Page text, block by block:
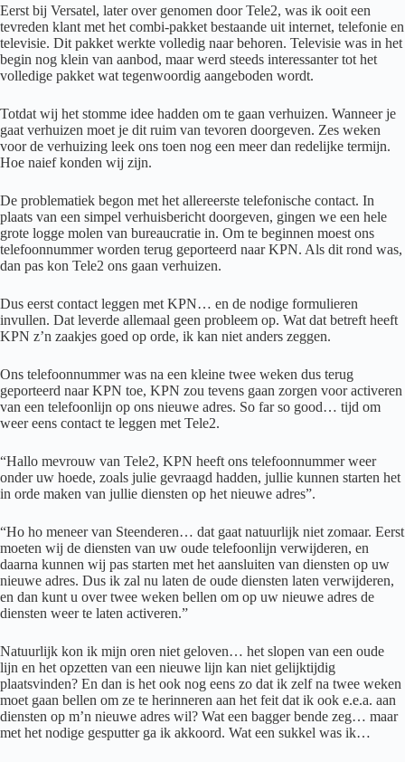
Eerst bij Versatel, later over genomen door Tele2, was ik ooit een
tevreden klant met het combi-pakket bestaande uit internet, telefonie en
televisie. Dit pakket werkte volledig naar behoren. Televisie was in het
begin nog klein van aanbod, maar werd steeds interessanter tot het
volledige pakket wat tegenwoordig aangeboden wordt.
Totdat wij het stomme idee hadden om te gaan verhuizen. Wanneer je
gaat verhuizen moet je dit ruim van tevoren doorgeven. Zes weken
voor de verhuizing leek ons toen nog een meer dan redelijke termijn.
Hoe naief konden wij zijn.
De problematiek begon met het allereerste telefonische contact. In
plaats van een simpel verhuisbericht doorgeven, gingen we een hele
grote logge molen van bureaucratie in. Om te beginnen moest ons
telefoonnummer worden terug geporteerd naar KPN. Als dit rond was,
dan pas kon Tele2 ons gaan verhuizen.
Dus eerst contact leggen met KPN… en de nodige formulieren
invullen. Dat leverde allemaal geen probleem op. Wat dat betreft heeft
KPN z’n zaakjes goed op orde, ik kan niet anders zeggen.
Ons telefoonnummer was na een kleine twee weken dus terug
geporteerd naar KPN toe, KPN zou tevens gaan zorgen voor activeren
van een telefoonlijn op ons nieuwe adres. So far so good… tijd om
weer eens contact te leggen met Tele2.
“Hallo mevrouw van Tele2, KPN heeft ons telefoonnummer weer
onder uw hoede, zoals julie gevraagd hadden, jullie kunnen starten het
in orde maken van jullie diensten op het nieuwe adres”.
“Ho ho meneer van Steenderen… dat gaat natuurlijk niet zomaar. Eerst
moeten wij de diensten van uw oude telefoonlijn verwijderen, en
daarna kunnen wij pas starten met het aansluiten van diensten op uw
nieuwe adres. Dus ik zal nu laten de oude diensten laten verwijderen,
en dan kunt u over twee weken bellen om op uw nieuwe adres de
diensten weer te laten activeren.”
Natuurlijk kon ik mijn oren niet geloven… het slopen van een oude
lijn en het opzetten van een nieuwe lijn kan niet gelijktijdig
plaatsvinden? En dan is het ook nog eens zo dat ik zelf na twee weken
moet gaan bellen om ze te herinneren aan het feit dat ik ook e.e.a. aan
diensten op m’n nieuwe adres wil? Wat een bagger bende zeg… maar
met het nodige gesputter ga ik akkoord. Wat een sukkel was ik…